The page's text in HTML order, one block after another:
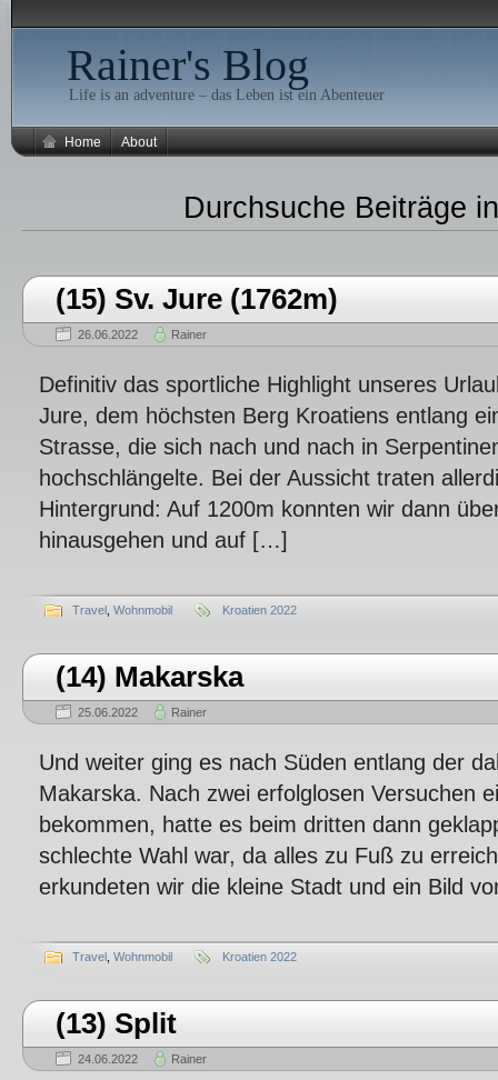
Rainer's Blog
Life is an adventure – das Leben ist ein Abenteuer
Home About
Durchsuche Beiträge
(15) Sv. Jure (1762m)
26.06.2022 Rainer
Definitiv das sportliche Highlight unseres
Jure, dem höchsten Berg Kroatiens entlang
Strasse, die sich nach und nach in
hochschlängelte. Bei der Aussicht traten
Hintergrund: Auf 1200m konnten wir dann
hinausgehen und auf […]
Travel Wohnmobil Kroatien 2022
(14) Makarska
25.06.2022 Rainer
Und weiter ging es nach Süden entlang der
Makarska. Nach zwei erfolglosen Versuchen
bekommen, hatte es beim dritten dann
schlechte Wahl war, da alles zu Fuß zu
erkundeten wir die kleine Stadt und ein Bild
Travel Wohnmobil Kroatien 2022
(13) Split
24.06.2022 Rainer